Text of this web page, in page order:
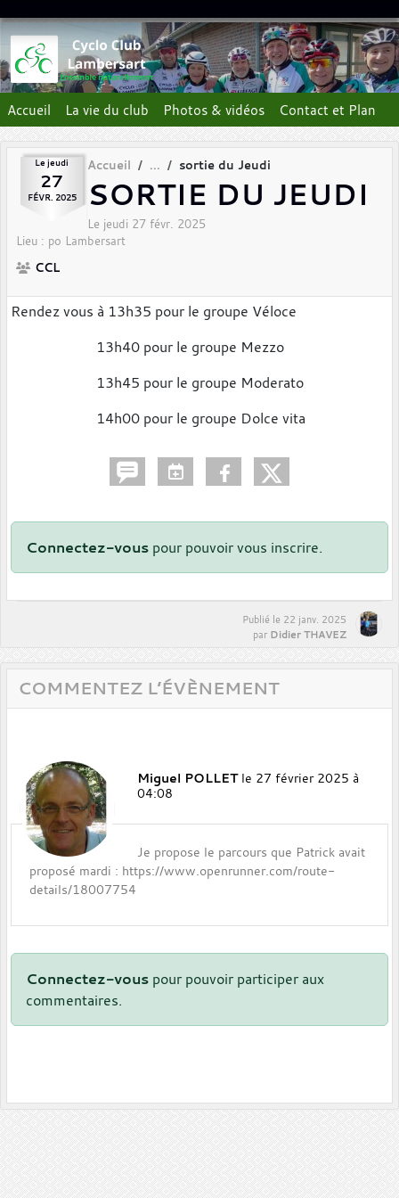
Accueil La vie du club Photos & vidéos Contact et Plan
Le jeudi
27
FÉVR. 2025
Accueil sortie du Jeudi
SORTIE DU JEUDI
Le jeudi 27 févr. 2025
Lieu : po Lambersart
CCL
Rendez vous à 13h35 pour le groupe Véloce
13h40 pour le groupe Mezzo
13h45 pour le groupe Moderato
14h00 pour le groupe Dolce vita
Connectez-vous pour pouvoir vous inscrire.
Publié le 22 janv. 2025
par Didier THAVEZ
COMMENTEZ L’ÉVÈNEMENT
Miguel POLLET le 27 février 2025 à
04:08
Je propose le parcours que Patrick avait
proposé mardi : https://www.openrunner.com/route-
details/18007754
Connectez-vous pour pouvoir participer aux
commentaires.